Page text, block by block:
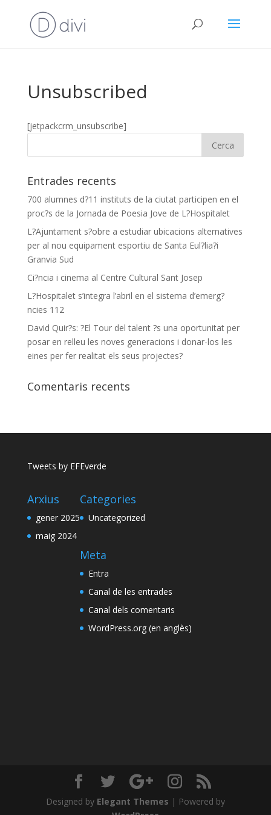
Unsubscribed
[jetpackcrm_unsubscribe]
Entrades recents
700 alumnes d?11 instituts de la ciutat participen en el
proc?s de la Jornada de Poesia Jove de L?Hospitalet
L?Ajuntament s?obre a estudiar ubicacions alternatives
per al nou equipament esportiu de Santa Eul?lia?i
Granvia Sud
Ci?ncia i cinema al Centre Cultural Sant Josep
L?Hospitalet s’integra l’abril en el sistema d’emerg?
ncies 112
David Quir?s: ?El Tour del talent ?s una oportunitat per
posar en relleu les noves generacions i donar-los les
eines per fer realitat els seus projectes?
Comentaris recents
Tweets by EFEverde
Arxius
gener 2025
maig 2024
Categories
Uncategorized
Meta
Entra
Canal de les entrades
Canal dels comentaris
WordPress.org (en anglès)
Designed by Elegant Themes | Powered by